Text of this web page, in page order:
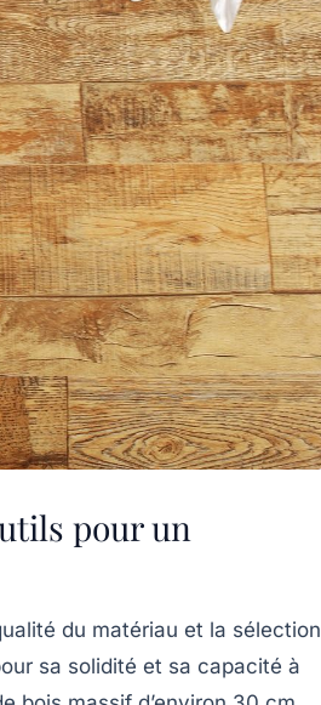
pour un
du matériau et la sélection
sa solidité et sa capacité à